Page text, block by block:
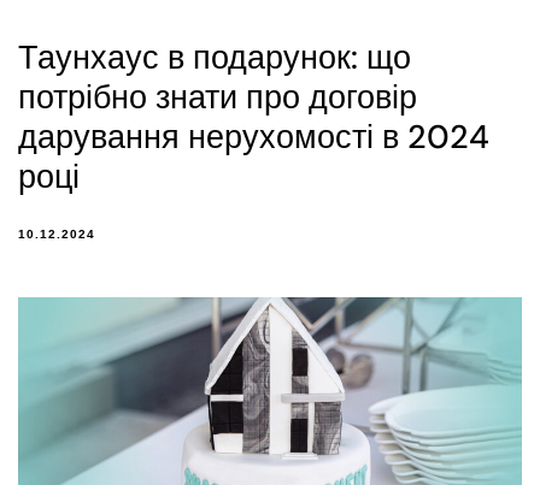
Таунхаус в подарунок: що
потрібно знати про договір
дарування нерухомості в 2024
році
10.12.2024